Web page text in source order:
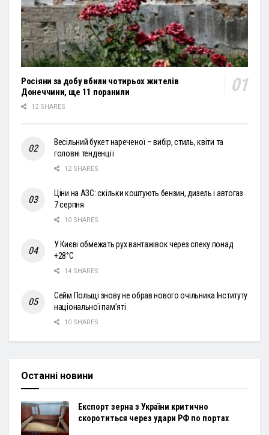
Росіяни за добу вбили чотирьох жителів
Донеччини, ще 11 поранили
12 SHARES
Весільний букет нареченої – вибір, стиль, квіти та
головні тенденції
12 SHARES
Ціни на АЗС: скільки коштують бензин, дизель і автогаз
7 серпня
10 SHARES
У Києві обмежать рух вантажівок через спеку понад
+28°С
14 SHARES
Сейм Польщі знову не обрав нового очільника Інституту
національної пам’яті
10 SHARES
Останні новини
Експорт зерна з України критично
скоротиться через удари РФ по портах